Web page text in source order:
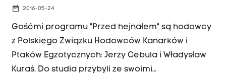
date_range 2016-05-24
Gośćmi programu "Przed hejnałem" są hodowcy
z Polskiego Związku Hodowców Kanarków i
Ptaków Egzotycznych: Jerzy Cebula i Władysław
Kuraś. Do studia przybyli ze swoimi